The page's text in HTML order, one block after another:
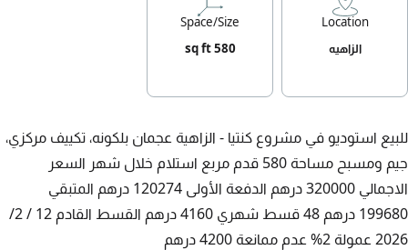
Location
الزاهيه
Space/Size
580 sq ft
للبيع استوديو في مشروع كنتيا - الزاهية عجمان بلكونه، تكييف مركزي،
جيم ومسبح مساحة 580 قدم مربع استلام خلال شهر السعر
الاجمالي 320000 درهم الدفعة الأولى 120274 درهم المتبقي
199680 درهم 48 قسط شهري 4160 درهم القسط القادم 12 / 2/
2026 عمولة 2% عدم ممانعة 4200 درهم